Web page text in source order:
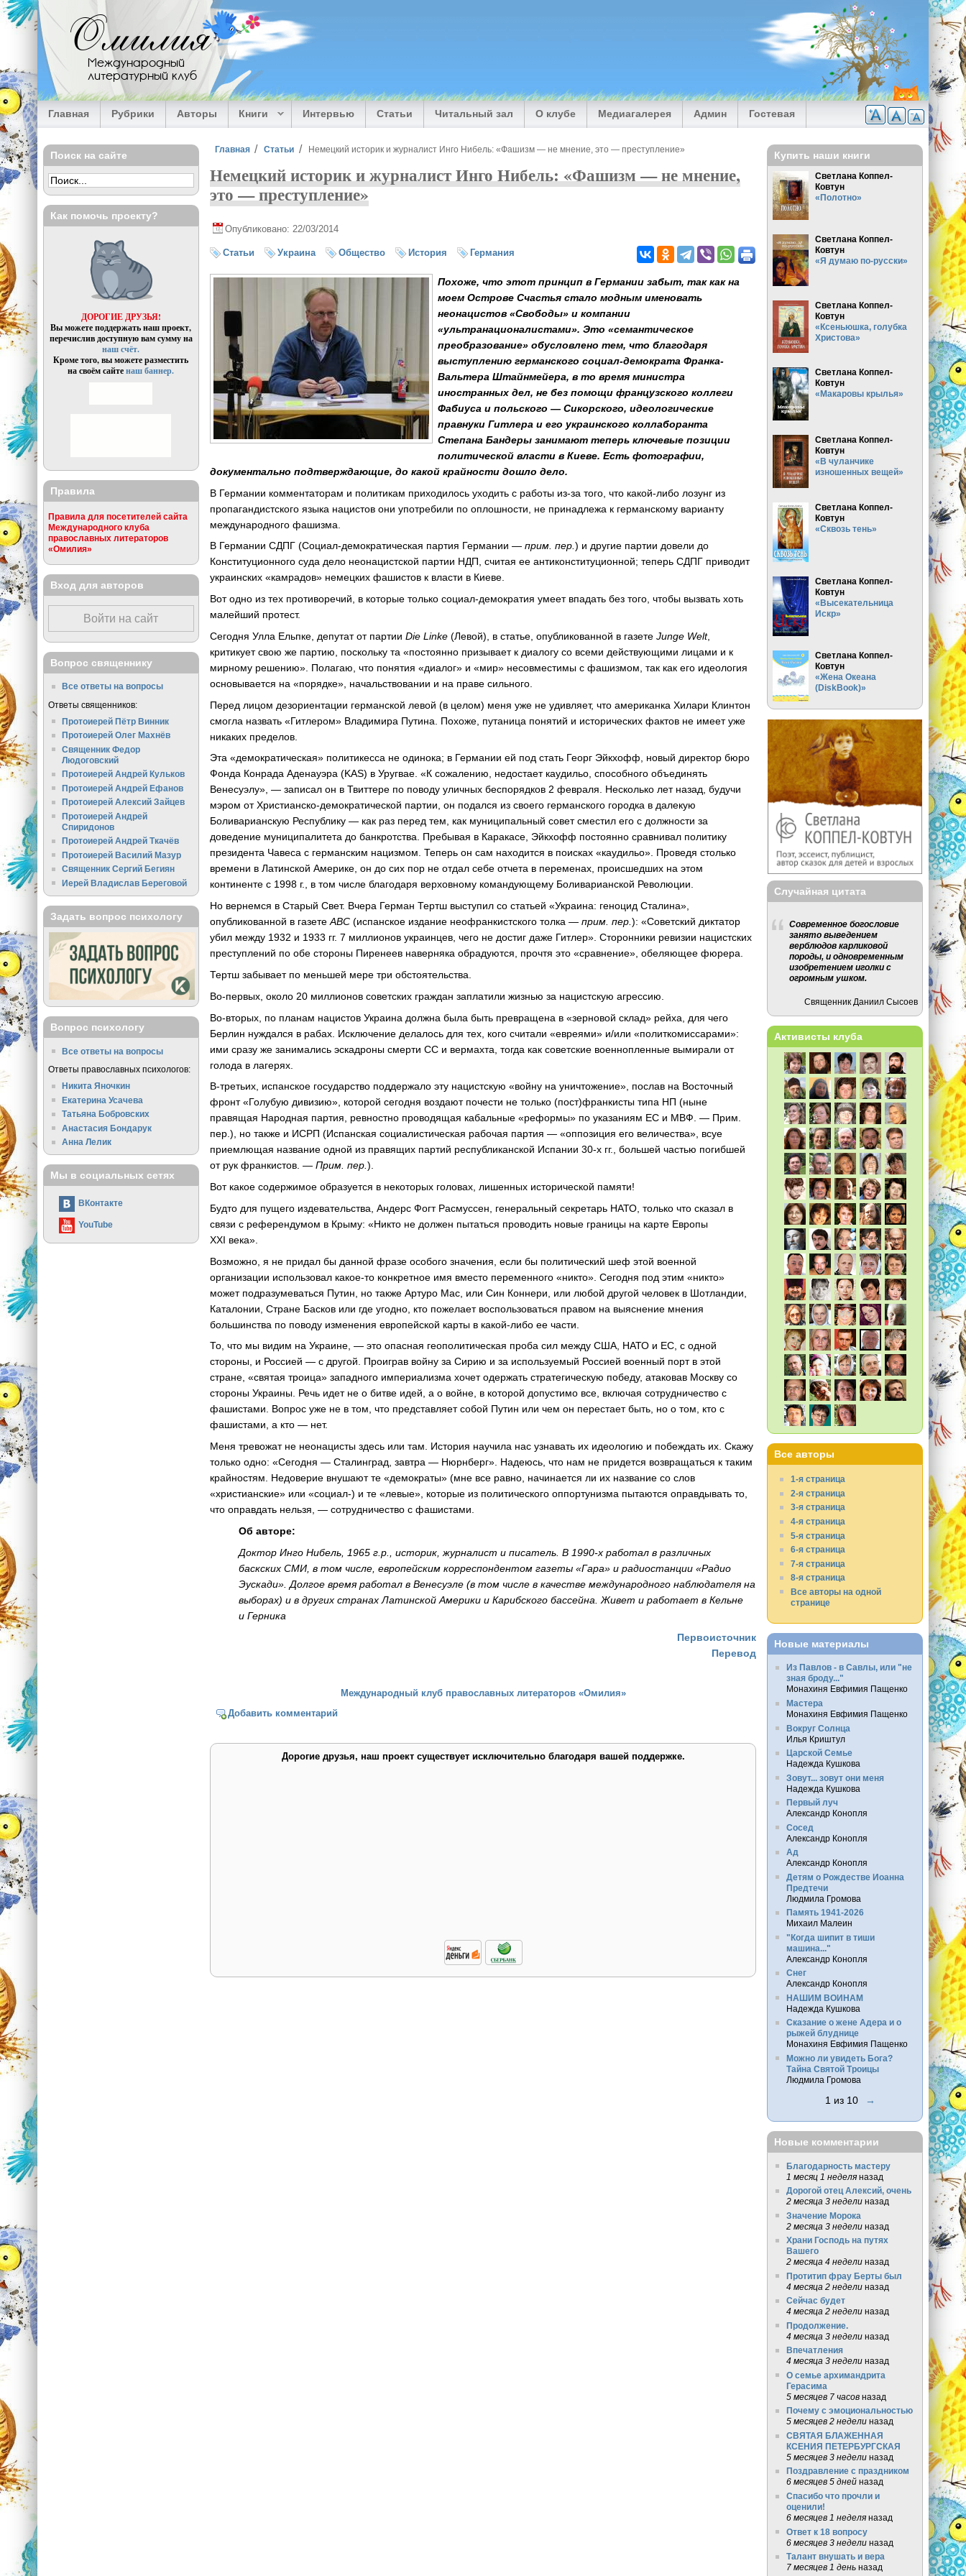
Перейти к основному содержанию
Омилия
Международный
литературный клуб
Главная Рубрики Авторы Книги Интервью Статьи Читальный зал О клубе Медиагалерея Админ Гостевая
Вы здесь
Главная Статьи Немецкий историк и журналист Инго Нибель: «Фашизм — не мнение, это — преступление»
Немецкий историк и журналист Инго Нибель: «Фашизм — не мнение,
это — преступление»
Опубликовано: 22/03/2014
Статьи Украина Общество История Германия
Похоже, что этот принцип в Германии забыт, так как на
моем Острове Счастья стало модным именовать
неонацистов «Свободы» и компании
«ультранационалистами». Это «семантическое
преобразование» обусловлено тем, что благодаря
выступлению германского социал-демократа Франка-
Вальтера Штайнмейера, в то время министра
иностранных дел, не без помощи французского коллеги
Фабиуса и польского — Сикорского, идеологические
правнуки Гитлера и его украинского коллаборанта
Степана Бандеры занимают теперь ключевые позиции
политической власти в Киеве. Есть фотографии,
документально подтверждающие, до какой крайности дошло дело.
В Германии комментаторам и политикам приходилось уходить с работы из-за того, что какой-либо лозунг из
пропагандистского языка нацистов они употребили по оплошности, не принадлежа к германскому варианту
международного фашизма.
В Германии СДПГ (Социал-демократическая партия Германии —прим. пер.) и другие партии довели до
Конституционного суда дело неонацистской партии НДП, считая ее антиконституционной; теперь СДПГ приводит
украинских «камрадов» немецких фашистов к власти в Киеве.
Вот одно из тех противоречий, в которые только социал-демократия умеет впадать без того, чтобы вызвать хоть
малейший протест.
Сегодня Улла Ельпке, депутат от партииDie Linke (Левой), в статье, опубликованной в газетеJunge Welt,
критикует свою же партию, поскольку та «постоянно призывает к диалогу со всеми действующими лицами и к
мирному решению». Полагаю, что понятия «диалог» и «мир» несовместимы с фашизмом, так как его идеология
основывается на «порядке», начальствовании и на праве сильного.
Перед лицом дезориентации германской левой (в целом) меня уже не удивляет, что американка Хилари Клинтон
смогла назвать «Гитлером» Владимира Путина. Похоже, путаница понятий и исторических фактов не имеет уже
никаких пределов.
Эта «демократическая» политикесса не одинока; в Германии ей под стать Георг Эйкхофф, новый директор бюро
Фонда Конрада Аденауэра (KAS) в Уругвае. «К сожалению, недостает каудильо, способного объединять
Венесуэлу», — записал он в Твиттере по поводу уличных беспорядков 2 февраля. Несколько лет назад, будучи
мэром от Христианско-демократической партии, он подался из своего германского городка в далекую
Боливарианскую Республику — как раз перед тем, как муниципальный совет сместил его с должности за
доведение муниципалитета до банкротства. Пребывая в Каракасе, Эйкхофф постоянно сравнивал политику
президента Чавеса с германским нацизмом. Теперь он сам находится в поисках «каудильо». Проведя столько
времени в Латинской Америке, он до сих пор не отдал себе отчета в переменах, происшедших на этом
континенте с 1998 г., в том числе благодаря верховному командующему Боливарианской Революции.
Но вернемся в Старый Свет. Вчера Герман Тертш выступил со статьей «Украина: геноцид Сталина»,
опубликованной в газетеABC (испанское издание неофранкистского толка —прим. пер.): «Советский диктатор
убил между 1932 и 1933 гг. 7 миллионов украинцев, чего не достиг даже Гитлер». Сторонники ревизии нацистских
преступлений по обе стороны Пиренеев наверняка обрадуются, прочтя это «сравнение», обеляющее фюрера.
Тертш забывает по меньшей мере три обстоятельства.
Во-первых, около 20 миллионов советских граждан заплатили жизнью за нацистскую агрессию.
Во-вторых, по планам нацистов Украина должна была быть превращена в «зерновой склад» рейха, для чего
Берлин нуждался в рабах. Исключение делалось для тех, кого считали «евреями» и/или «политкомиссарами»:
ими сразу же занимались эскадроны смерти СС и вермахта, тогда как советские военнопленные вымирали от
голода в лагерях.
В-третьих, испанское государство поддержало эту нацистскую «войну на уничтожение», послав на Восточный
фронт «Голубую дивизию», которой сегодня воздают почести не только (пост)франкисты типа НП (ныне
правящая Народная партия, ревностно проводящая кабальные «реформы» по указаниям ЕС и МВФ. — Прим.
пер.), но также и ИСРП (Испанская социалистическая рабочая партия — «оппозиция его величества», всуе
приемлющая название одной из правящих партий республиканской Испании 30-х гг., большей частью погибшей
от рук франкистов. —Прим. пер.).
Вот какое содержимое образуется в некоторых головах, лишенных исторической памяти!
Будто для пущего издевательства, Андерс Фогт Расмуссен, генеральный секретарь НАТО, только что сказал в
связи с референдумом в Крыму: «Никто не должен пытаться проводить новые границы на карте Европы
XXI века».
Возможно, я не придал бы данной фразе особого значения, если бы политический шеф этой военной
организации использовал какое-то конкретное имя вместо переменного «никто». Сегодня под этим «никто»
может подразумеваться Путин, но также Артуро Мас, или Син Коннери, или любой другой человек в Шотландии,
Каталонии, Стране Басков или где угодно, кто пожелает воспользоваться правом на выяснение мнения
большинства по поводу изменения европейской карты в какой-либо ее части.
То, что мы видим на Украине, — это опасная геополитическая проба сил между США, НАТО и ЕС, с одной
стороны, и Россией — с другой. Проиграв войну за Сирию и за используемый Россией военный порт в этой
стране, «святая троица» западного империализма хочет одержать стратегическую победу, атаковав Москву со
стороны Украины. Речь идет не о битве идей, а о войне, в которой допустимо все, включая сотрудничество с
фашистами. Вопрос уже не в том, что представляет собой Путин или чем он перестает быть, но о том, кто с
фашистами, а кто — нет.
Меня тревожат не неонацисты здесь или там. История научила нас узнавать их идеологию и побеждать их. Скажу
только одно: «Сегодня — Сталинград, завтра — Нюрнберг». Надеюсь, что нам не придется возвращаться к таким
крайностям. Недоверие внушают те «демократы» (мне все равно, начинается ли их название со слов
«христианские» или «социал-) и те «левые», которые из политического оппортунизма пытаются оправдывать то,
что оправдать нельзя, — сотрудничество с фашистами.
Об авторе:
Доктор Инго Нибель, 1965 г.р., историк, журналист и писатель. В 1990-х работал в различных
баскских СМИ, в том числе, европейским корреспондентом газеты «Гара» и радиостанции «Радио
Эускади». Долгое время работал в Венесуэле (в том числе в качестве международного наблюдателя на
выборах) и в других странах Латинской Америки и Карибского бассейна. Живет и работает в Кельне
и Герника
Первоисточник
Перевод
Международный клуб православных литераторов «Омилия»
Добавить комментарий
Дорогие друзья, наш проект существует исключительно благодаря вашей поддержке.
Поиск на сайте
Как помочь проекту?
ДОРОГИЕ ДРУЗЬЯ!
Вы можете поддержать наш проект,
перечислив доступную вам сумму на
наш счёт.
Кроме того, вы можете разместить
на своём сайтенаш баннер.
Правила
Правила для посетителей сайта
Международного клуба
православных литераторов
«Омилия»
Вход для авторов
Войти на сайт
Вопрос священнику
Все ответы на вопросы
Ответы священников:
Протоиерей Пётр Винник
Протоиерей Олег Махнёв
Священник Федор
Людоговский
Протоиерей Андрей Кульков
Протоиерей Андрей Ефанов
Протоиерей Алексий Зайцев
Протоиерей Андрей
Спиридонов
Протоиерей Андрей Ткачёв
Протоиерей Василий Мазур
Священник Сергий Бегиян
Иерей Владислав Береговой
Задать вопрос психологу
Вопрос психологу
Все ответы на вопросы
Ответы православных психологов:
Никита Яночкин
Екатерина Усачева
Татьяна Бобровских
Анастасия Бондарук
Анна Лелик
Мы в социальных сетях
ВКонтакте
YouTube
Купить наши книги
Светлана Коппел-
Ковтун
«Полотно»
Светлана Коппел-
Ковтун
«Я думаю по-русски»
Светлана Коппел-
Ковтун
«Ксеньюшка, голубка
Христова»
Светлана Коппел-
Ковтун
«Макаровы крылья»
Светлана Коппел-
Ковтун
«В чуланчике
изношенных вещей»
Светлана Коппел-
Ковтун
«Сквозь тень»
Светлана Коппел-
Ковтун
«Высекательница
Искр»
Светлана Коппел-
Ковтун
«Жена Океана
(DiskBook)»
Случайная цитата
Современное богословие
занято выведением
верблюдов карликовой
породы, и одновременным
изобретением иголки с
огромным ушком.
Священник Даниил Сысоев
Активисты клуба
Все авторы
1-я страница
2-я страница
3-я страница
4-я страница
5-я страница
6-я страница
7-я страница
8-я страница
Все авторы на одной
странице
Новые материалы
Из Павлов - в Савлы, или "не
зная броду..."
Монахиня Евфимия Пащенко
Мастера
Монахиня Евфимия Пащенко
Вокруг Солнца
Илья Криштул
Царской Семье
Надежда Кушкова
Зовут... зовут они меня
Надежда Кушкова
Первый луч
Александр Конопля
Сосед
Александр Конопля
Ад
Александр Конопля
Детям о Рождестве Иоанна
Предтечи
Людмила Громова
Память 1941-2026
Михаил Малеин
"Когда шипит в тиши
машина..."
Александр Конопля
Снег
Александр Конопля
НАШИМ ВОИНАМ
Надежда Кушкова
Сказание о жене Адера и о
рыжей блуднице
Монахиня Евфимия Пащенко
Можно ли увидеть Бога?
Тайна Святой Троицы
Людмила Громова
1 из 10 →
Новые комментарии
Благодарность мастеру
1 месяц 1 неделяназад
Дорогой отец Алексий, очень
2 месяца 3 неделиназад
Значение Морока
2 месяца 3 неделиназад
Храни Господь на путях
Вашего
2 месяца 4 неделиназад
Протитип фрау Берты был
4 месяца 2 неделиназад
Сейчас будет
4 месяца 2 неделиназад
Продолжение.
4 месяца 3 неделиназад
Впечатления
4 месяца 3 неделиназад
О семье архимандрита
Герасима
5 месяцев 7 часовназад
Почему с эмоциональностью
5 месяцев 2 неделиназад
СВЯТАЯ БЛАЖЕННАЯ
КСЕНИЯ ПЕТЕРБУРГСКАЯ
5 месяцев 3 неделиназад
Поздравление с праздником
6 месяцев 5 днейназад
Спасибо что прочли и
оценили!
6 месяцев 1 неделяназад
Ответ к 18 вопросу
6 месяцев 3 неделиназад
Талант внушать и вера
7 месяцев 1 деньназад